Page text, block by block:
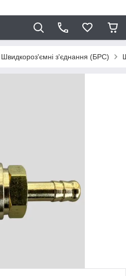
Швидкороз'ємні з'єднання (БРС)